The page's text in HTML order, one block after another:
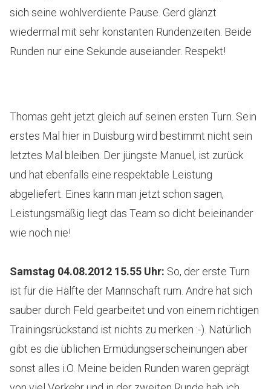
sich seine wohlverdiente Pause. Gerd glänzt
wiedermal mit sehr konstanten Rundenzeiten. Beide
Runden nur eine Sekunde auseiander. Respekt!
Thomas geht jetzt gleich auf seinen ersten Turn. Sein
erstes Mal hier in Duisburg wird bestimmt nicht sein
letztes Mal bleiben. Der jüngste Manuel, ist zurück
und hat ebenfalls eine respektable Leistung
abgeliefert. Eines kann man jetzt schon sagen,
Leistungsmäßig liegt das Team so dicht beieinander
wie noch nie!
Samstag 04.08.2012 15.55 Uhr: So, der erste Turn
ist für die Hälfte der Mannschaft rum. Andre hat sich
sauber durch Feld gearbeitet und von einem richtigen
Trainingsrückstand ist nichts zu merken :-). Natürlich
gibt es die üblichen Ermüdungserscheinungen aber
sonst alles i.O. Meine beiden Runden waren geprägt